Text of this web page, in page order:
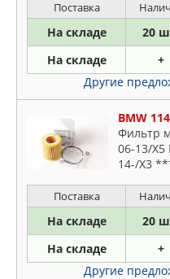
Поставка
На складе 20
На складе +
Другие
BMW
Фильтр
06-13/X5
14-/X3
Поставка
На складе 20
На складе +
Другие